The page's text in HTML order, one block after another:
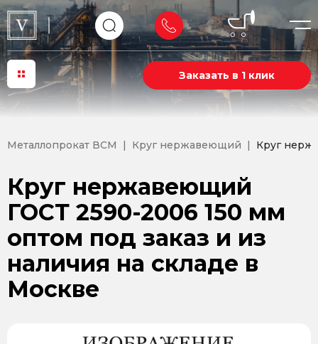
Заказать в 1 клик
Металлопрокат ВСМ Круг нержавеющий Круг
Круг нержавеющий
ГОСТ 2590-2006 150 мм
оптом под заказ и из
наличия на складе в
Москве